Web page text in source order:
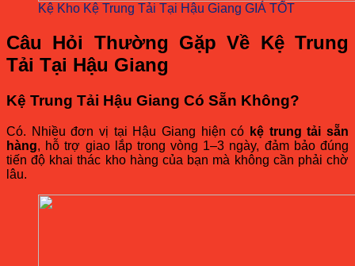
Kệ Kho Kệ Trung Tải Tại Hậu Giang GIÁ TỐT
Câu Hỏi Thường Gặp Về Kệ Trung
Tải Tại Hậu Giang
Kệ Trung Tải Hậu Giang Có Sẵn Không?
Có. Nhiều đơn vị tại Hậu Giang hiện có kệ trung tải sẵn
hàng, hỗ trợ giao lắp trong vòng 1–3 ngày, đảm bảo đúng
tiến độ khai thác kho hàng của bạn mà không cần phải chờ
lâu.